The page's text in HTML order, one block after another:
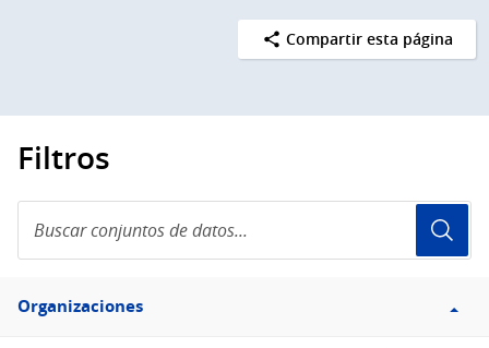
Compartir esta página
Filtros
conjuntos
de
Filtro
Organizaciones
Organizaciones